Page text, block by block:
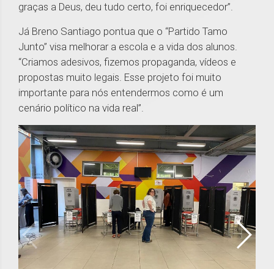
graças a Deus, deu tudo certo, foi enriquecedor”.
Já Breno Santiago pontua que o “Partido Tamo
Junto” visa melhorar a escola e a vida dos alunos.
“Criamos adesivos, fizemos propaganda, vídeos e
propostas muito legais. Esse projeto foi muito
importante para nós entendermos como é um
cenário político na vida real”.